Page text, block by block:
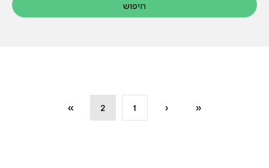
«
‹
1
2
»